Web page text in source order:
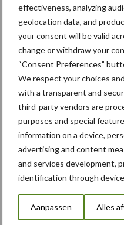
effectiveness, analyzing
geolocation data, and
your consent will be valid
change or withdraw your
“Consent Preferences”
We respect your choices
with a transparent and
third-party vendors are
purposes and special
information on a device,
advertising and content
and services development,
identification through
Aanpassen Alles
5 aug